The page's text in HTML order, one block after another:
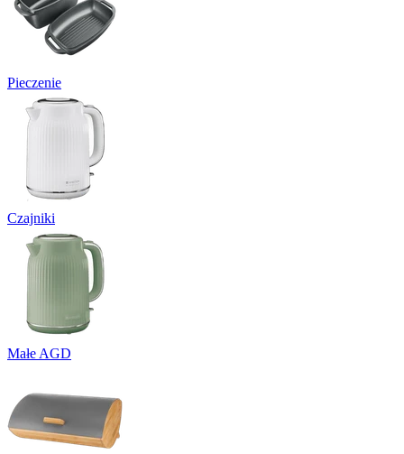
Pieczenie
Czajniki
Małe AGD